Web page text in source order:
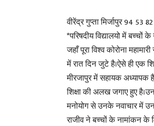
वीरेंद्र गुप्ता मिर्जापुर 94 53
*परिषदीय विद्यालयो में
जहाँ पूरा विश्व कोरोना
में रात दिन जुटे है।ऐसे ही एक
मीरजापुर में सहायक अध्यापक
शिक्षा की अलख जगाए हुए
मनोयोग से उनके नवाचार में
राजीव ने बच्चों के नामांकन